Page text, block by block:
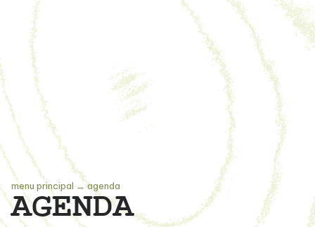
menu principal →agenda
AGENDA